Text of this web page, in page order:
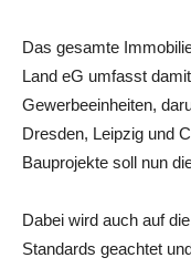
Das gesamte
Land eG umfasst
Gewerbeeinheiten,
Dresden, Leipzig und
Bauprojekte soll nun
Dabei wird auch auf
Standards geachtet